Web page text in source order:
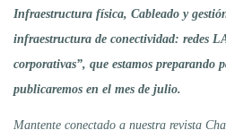
Infraestructura física, Cableado y
infraestructura de conectividad: redes
corporativas”, que estamos preparando
publicaremos en el mes de julio.
Mantente conectado a nuestra revista